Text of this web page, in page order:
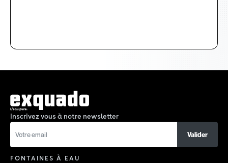
Inscrivez vous à notre newsletter
FONTAINES À EAU